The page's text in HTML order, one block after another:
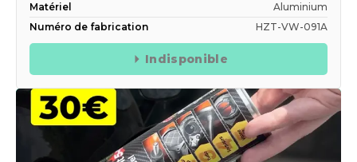
Matériel
Aluminium
Numéro de fabrication
HZT-VW-091A
Indisponible